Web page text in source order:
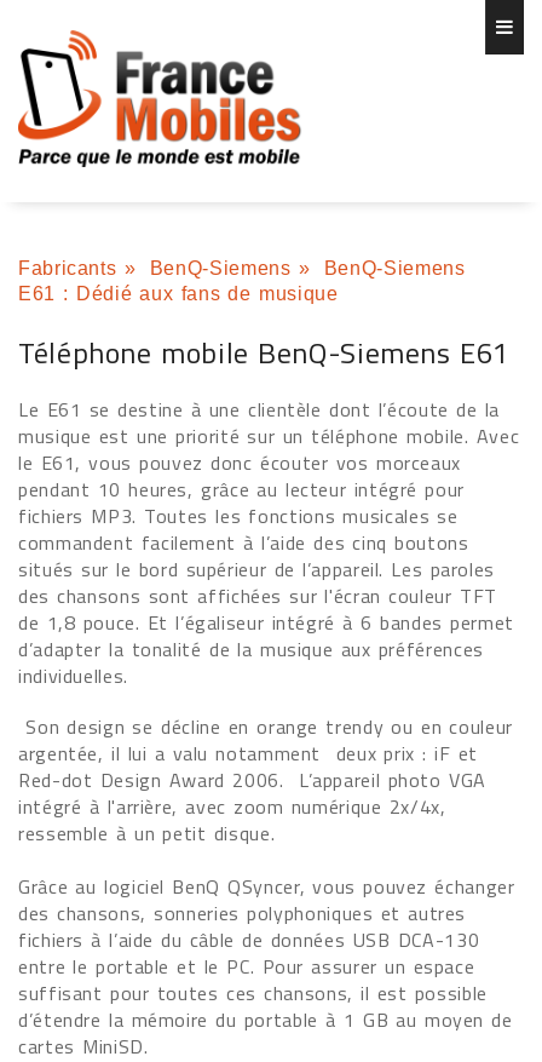
Fabricants » BenQ-Siemens »
BenQ-Siemens
E61 : Dédié aux fans de musique
Téléphone mobile BenQ-Siemens E61
Le E61 se destine à une clientèle dont l’écoute de la
musique est une priorité sur un téléphone mobile. Avec
le E61, vous pouvez donc écouter vos morceaux
pendant 10 heures, grâce au lecteur intégré pour
fichiers MP3. Toutes les fonctions musicales se
commandent facilement à l’aide des cinq boutons
situés sur le bord supérieur de l’appareil. Les paroles
des chansons sont affichées sur l'écran couleur TFT
de 1,8 pouce. Et l’égaliseur intégré à 6 bandes permet
d’adapter la tonalité de la musique aux préférences
individuelles.
Son design se décline en orange trendy ou en couleur
argentée, il lui a valu notamment
deux prix : iF et
Red-dot Design Award 2006.
L’appareil photo VGA
intégré à l'arrière, avec zoom numérique 2x/4x,
ressemble à un petit disque.
Grâce au logiciel BenQ QSyncer, vous pouvez échanger
des chansons, sonneries polyphoniques et autres
fichiers à l’aide du câble de données USB DCA-130
entre le portable et le PC. Pour assurer un espace
suffisant pour toutes ces chansons, il est possible
d’étendre la mémoire du portable à 1 GB au moyen de
cartes MiniSD.